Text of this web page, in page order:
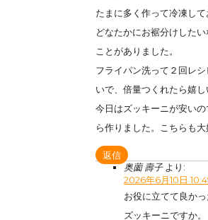
たまに多く作って冷凍して
どなたかにお裾分けした
ことがありました。
フライパン洗って２回レ
いで、倍量つくれたら嬉し
今日はズッキーニが安い
ら作りました。こちらも
返信
奥薗 壽子 より:
2026年6月10日
お役に立てて良かっ
ズッキーニですか。